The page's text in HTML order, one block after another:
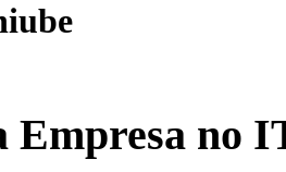
Empresa no